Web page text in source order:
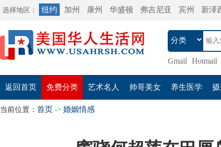
选择地区： 纽约 加州 康州 华盛顿 弗吉尼亚 宾州 新泽
Gmail Hotmail
返回首页 免费分类 艺术名人 帅哥美女 养生医学
当前位置： 首页 -> 婚姻情感